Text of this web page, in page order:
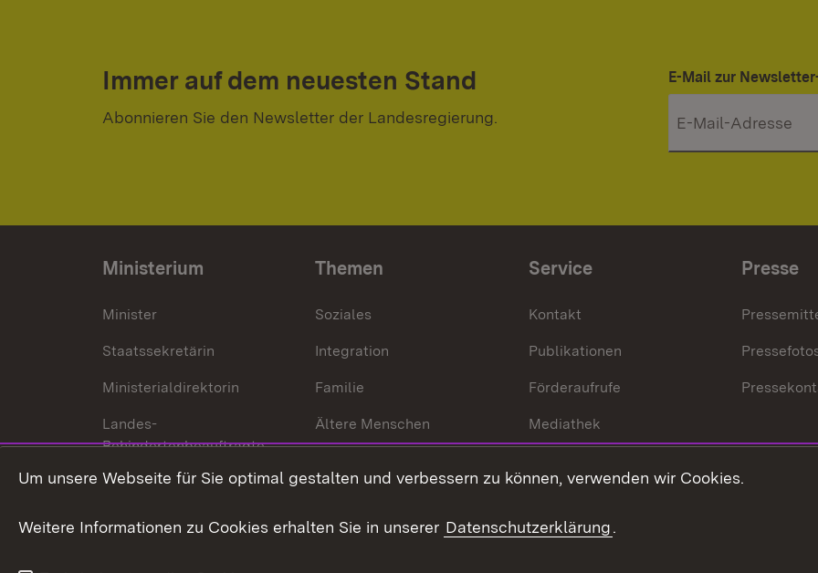
Immer auf dem neuesten Stand
Abonnieren Sie den Newsletter der Landesregierung.
E-Mail zur
Ministerium
Minister
Staatssekretärin
Ministerialdirektorin
Landes-
Behindertenbeauftragte
Bürgerreferent
Karriere
Themen
Soziales
Integration
Familie
Ältere Menschen
Behinderungen
Bürgerengagement
Service
Kontakt
Publikationen
Förderaufrufe
Mediathek
Presse
Um unsere Webseite für Sie optimal gestalten und verbessern zu können, verwenden wir Cookies.
Weitere Informationen zu Cookies erhalten Sie in unserer Datenschutzerklärung.